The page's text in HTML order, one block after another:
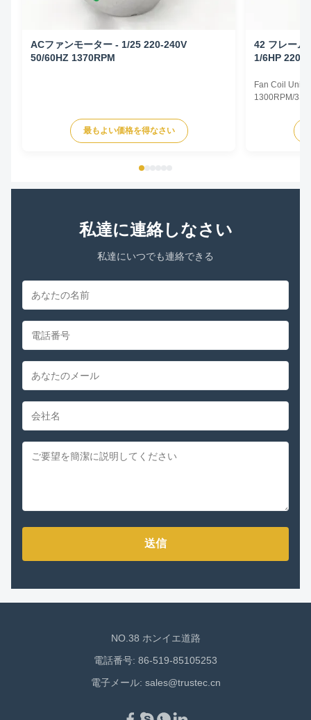
ACファンモーター - 1/25 220-240V
50/60HZ 1370RPM
最もよい価格を得なさい
42 フレーム
1/6HP 220-
Fan Coil Unit
1300RPM/
Type
TEAO
私達に連絡しなさい
私達にいつでも連絡できる
送信
NO.38 ホンイエ道路
電話番号: 86-519-85105253
電子メール: sales@trustec.cn